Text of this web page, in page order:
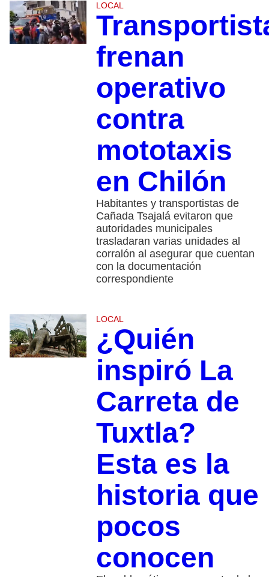
LOCAL
frenan
operativo
contra
mototaxis
en Chilón
Habitantes y transportistas de
Cañada Tsajalá evitaron que
autoridades municipales
trasladaran varias unidades al
corralón al asegurar que cuentan
con la documentación
correspondiente
LOCAL
¿Quién
inspiró La
Carreta de
Tuxtla?
Esta es la
historia que
pocos
conocen